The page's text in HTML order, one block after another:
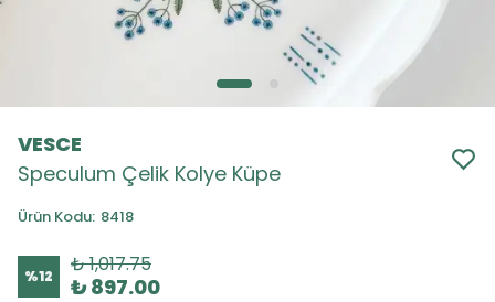
VESCE
Speculum Çelik Kolye Küpe
Ürün Kodu: 8418
%12 ₺ 1,017.75
₺ 897.00